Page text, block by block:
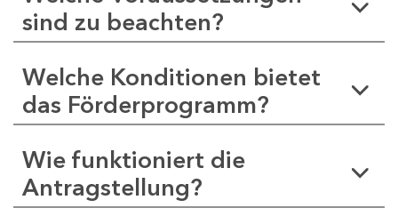
sind zu beachten?
Welche Konditionen bietet
das Förderprogramm?
Wie funktioniert die
Antragstellung?